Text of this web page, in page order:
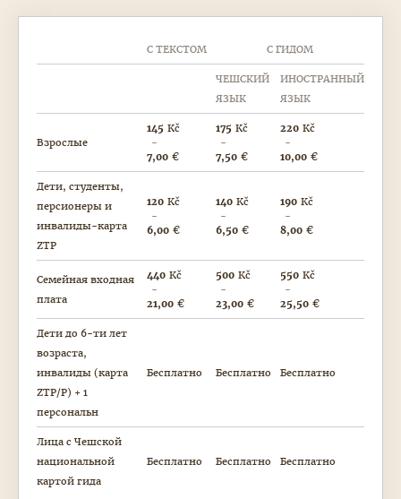
С ТЕКСТОМ С ГИДОМ
ЧЕШСКИЙ
ЯЗЫК
ИНОСТРАННЫЙ
ЯЗЫК
Взрослые
145 Kč
7,00 €
175 Kč
7,50 €
220 Kč
10,00 €
Дети, студенты,
персионеры и
инвалиды-карта
ZTP
120 Kč
6,00 €
140 Kč
6,50 €
190 Kč
8,00 €
Семейная входная
плата
440 Kč
21,00 €
500 Kč
23,00 €
550 Kč
25,50 €
Дети до 6-ти лет
возраста,
инвалиды (карта
ZTP/P) + 1
персональн
Бесплатно Бесплатно Бесплатно
Лица с Чешской
национальной
картой гида
Бесплатно Бесплатно Бесплатно